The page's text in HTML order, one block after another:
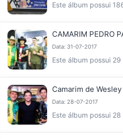
Este álbum possui
CAMARIM PEDRO
Data: 31-07-2017
Este álbum possui
Camarim de
Data: 28-07-2017
Este álbum possui